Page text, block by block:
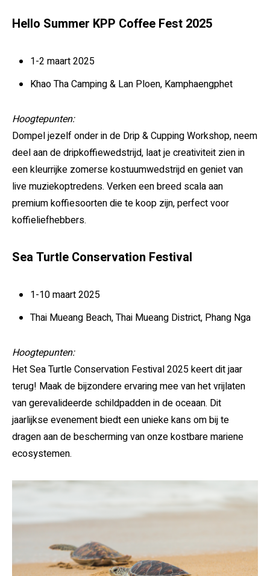
Hello Summer KPP Coffee Fest 2025
1-2 maart 2025
Khao Tha Camping & Lan Ploen, Kamphaengphet
Hoogtepunten:
Dompel jezelf onder in de Drip & Cupping Workshop, neem
deel aan de dripkoffiewedstrijd, laat je creativiteit zien in
een kleurrijke zomerse kostuumwedstrijd en geniet van
live muziekoptredens. Verken een breed scala aan
premium koffiesoorten die te koop zijn, perfect voor
koffieliefhebbers.
Sea Turtle Conservation Festival
1-10 maart 2025
Thai Mueang Beach, Thai Mueang District, Phang Nga
Hoogtepunten:
Het Sea Turtle Conservation Festival 2025 keert dit jaar
terug! Maak de bijzondere ervaring mee van het vrijlaten
van gerevalideerde schildpadden in de oceaan. Dit
jaarlijkse evenement biedt een unieke kans om bij te
dragen aan de bescherming van onze kostbare mariene
ecosystemen.